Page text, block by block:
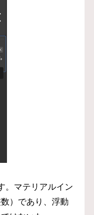
。マテリアルイン
）であり、浮動